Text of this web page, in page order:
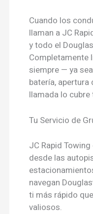
Cuando los
llaman a JC
y todo el
Completamente
siempre — ya
batería,
llamada lo cubre
Tu Servicio de
JC Rapid
desde las
navegan
ti más rápido
valiosos.